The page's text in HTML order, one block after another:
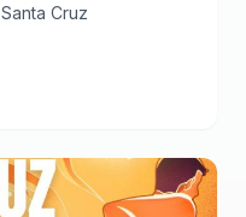
Santa Cruz